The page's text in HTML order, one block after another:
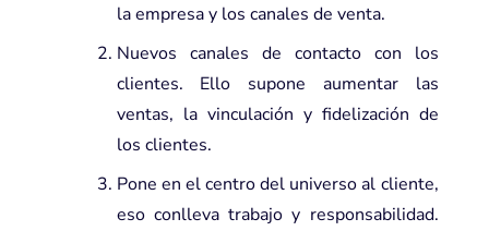
la empresa y los canales de venta.
Nuevos canales de contacto con los
clientes. Ello supone aumentar las
ventas, la vinculación y fidelización de
los clientes.
Pone en el centro del universo al cliente,
eso conlleva trabajo y responsabilidad.